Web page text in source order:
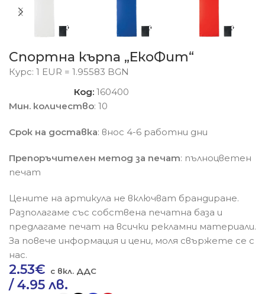
Спортна кърпа „ЕкоФит“
Курс: 1 EUR = 1.95583 BGN
Код:160400
Мин. количество: 10
Срок на доставка: внос 4-6 работни дни
Препоръчителен метод за печат: пълноцветен
печат
Цените на артикула не включват брандиране.
Разполагаме със собствена печатна база и
предлагаме печат на всички рекламни материали.
За повече информация и цени, моля свържете се с
нас.
2.53€
/ 4.95 лв.